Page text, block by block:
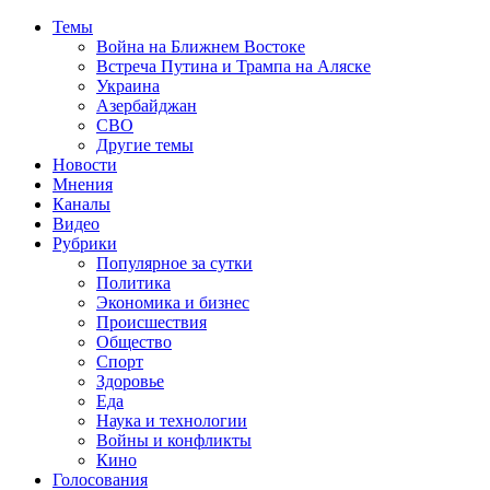
Темы
Война на Ближнем Востоке
Встреча Путина и Трампа на Аляске
Украина
Азербайджан
СВО
Другие темы
Новости
Мнения
Каналы
Видео
Рубрики
Популярное за сутки
Политика
Экономика и бизнес
Происшествия
Общество
Спорт
Здоровье
Еда
Наука и технологии
Войны и конфликты
Кино
Голосования